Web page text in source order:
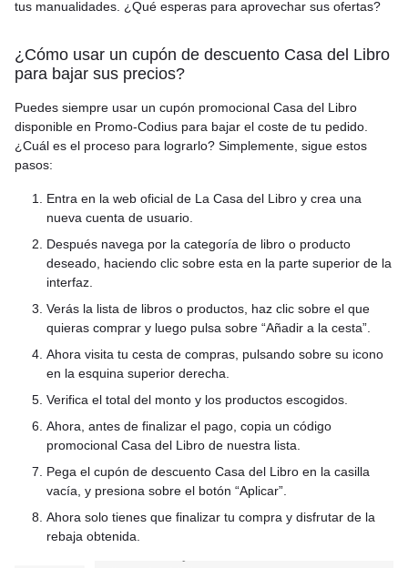
tus manualidades. ¿Qué esperas para aprovechar sus ofertas?
¿Cómo usar un cupón de descuento Casa del Libro
para bajar sus precios?
Puedes siempre usar un cupón promocional Casa del Libro
disponible en Promo-Codius para bajar el coste de tu pedido.
¿Cuál es el proceso para lograrlo? Simplemente, sigue estos
pasos:
Entra en la web oficial de La Casa del Libro y crea una
nueva cuenta de usuario.
Después navega por la categoría de libro o producto
deseado, haciendo clic sobre esta en la parte superior de la
interfaz.
Verás la lista de libros o productos, haz clic sobre el que
quieras comprar y luego pulsa sobre “Añadir a la cesta”.
Ahora visita tu cesta de compras, pulsando sobre su icono
en la esquina superior derecha.
Verifica el total del monto y los productos escogidos.
Ahora, antes de finalizar el pago, copia un código
promocional Casa del Libro de nuestra lista.
Pega el cupón de descuento Casa del Libro en la casilla
vacía, y presiona sobre el botón “Aplicar”.
Ahora solo tienes que finalizar tu compra y disfrutar de la
rebaja obtenida.